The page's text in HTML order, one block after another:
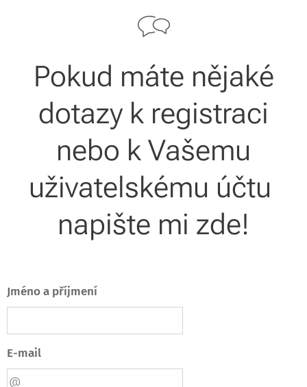
Pokud máte nějaké
dotazy k registraci
nebo k Vašemu
uživatelskému účtu
napište mi zde!
Jméno a příjmení
E-mail